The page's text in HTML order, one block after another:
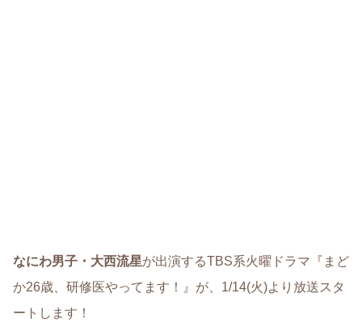
なにわ男子・大西流星が出演するTBS系火曜ドラマ『まど
か26歳、研修医やってます！』が、1/14(火)より放送スタ
ートします！